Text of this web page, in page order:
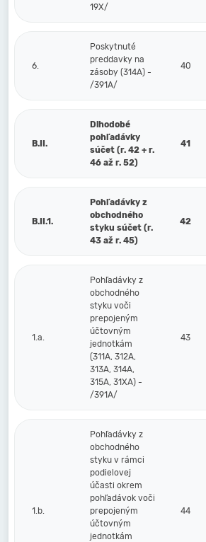
19X/
6.
Poskytnuté
preddavky na
zásoby (314A) -
/391A/
40
B.II.
Dlhodobé
pohľadávky
súčet (r. 42 + r.
46 až r. 52)
41
B.II.1.
Pohľadávky z
obchodného
styku súčet (r.
43 až r. 45)
42
1.a.
Pohľadávky z
obchodného
styku voči
prepojeným
účtovným
jednotkám
(311A, 312A,
313A, 314A,
315A, 31XA) -
/391A/
43
1.b.
Pohľadávky z
obchodného
styku v rámci
podielovej
účasti okrem
pohľadávok voči
prepojeným
účtovným
jednotkám
44